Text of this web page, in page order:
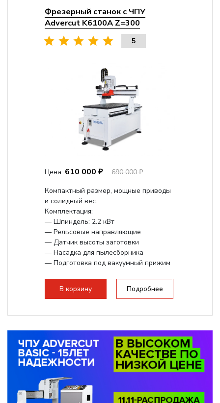
Фрезерный станок с ЧПУ
Advercut K6100A Z=300
5
Цена: 610 000 ₽
690 000 ₽
Компактный размер, мощные приводы
и солидный вес.
Комплектация:
— Шпиндель: 2.2 кВт
— Рельсовые направляющие
— Датчик высоты заготовки
— Насадка для пылесборника
— Подготовка под вакуумный прижим
В корзину
Подробнее